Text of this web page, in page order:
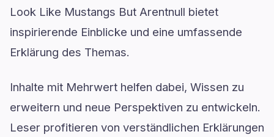
Look Like Mustangs But Arentnull bietet
inspirierende Einblicke und eine umfassende
Erklärung des Themas.
Inhalte mit Mehrwert helfen dabei, Wissen zu
erweitern und neue Perspektiven zu entwickeln.
Leser profitieren von verständlichen Erklärungen